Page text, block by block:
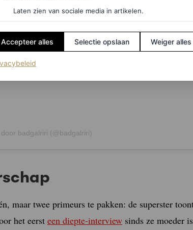
badgalriri (@badgalriri)
maar twee primeurs te pakken: de superster
het eerst een diepte-interview sinds ze moeder is
Laten zien van sociale media in artikelen.
Accepteer alles Selectie opslaan Weiger alles